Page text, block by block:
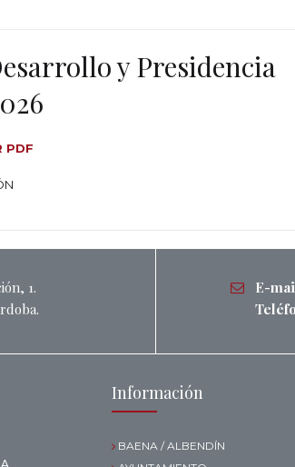
y Presidencia
PDF
1.
E-
Información
BAENA / ALBENDÍN